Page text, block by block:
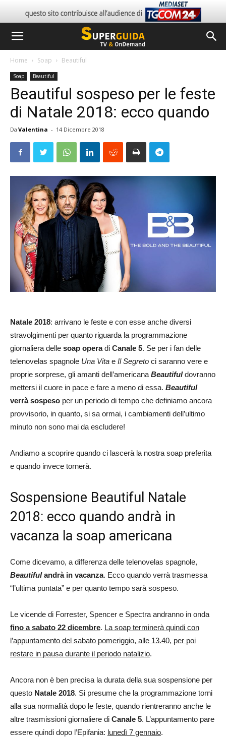
Home Soap Beautiful
Soap Beautiful
Beautiful sospeso per le feste
di Natale 2018: ecco quando
Da Valentina - 14 Dicembre 2018
Natale 2018: arrivano le feste e con esse anche diversi
stravolgimenti per quanto riguarda la programmazione
giornaliera delle soap operadi Canale 5. Se per i fan delle
telenovelas spagnole Una Vita e Il Segreto ci saranno vere e
proprie sorprese, gli amanti dell’americana Beautiful dovranno
mettersi il cuore in pace e fare a meno di essa. Beautiful
verrà sospeso per un periodo di tempo che definiamo ancora
provvisorio, in quanto, si sa ormai, i cambiamenti dell’ultimo
minuto non sono mai da escludere!
Andiamo a scoprire quando ci lascerà la nostra soap preferita
e quando invece tornerà.
Sospensione Beautiful Natale
2018: ecco quando andrà in
vacanza la soap americana
Come dicevamo, a differenza delle telenovelas spagnole,
Beautifulandrà in vacanza. Ecco quando verrà trasmessa
“l’ultima puntata” e per quanto tempo sarà sospeso.
Le vicende di Forrester, Spencer e Spectra andranno in onda
fino a sabato 22 dicembre. La soap terminerà quindi con
l’appuntamento del sabato pomeriggio, alle 13.40, per poi
restare in pausa durante il periodo natalizio.
Ancora non è ben precisa la durata della sua sospensione per
questo Natale 2018. Si presume che la programmazione torni
alla sua normalità dopo le feste, quando rientreranno anche le
altre trasmissioni giornaliere di Canale 5. L’appuntamento pare
essere quindi dopo l’Epifania: lunedì 7 gennaio.